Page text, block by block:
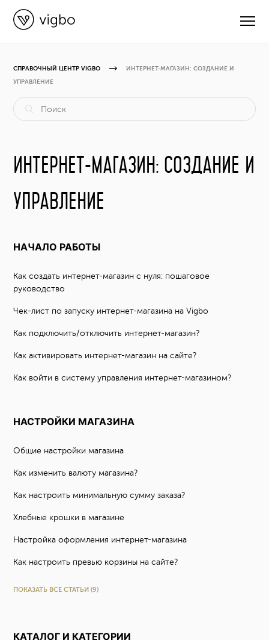
ВИДЕОУРОКИ
СПРАВОЧНЫЙ ЦЕНТР VIGBO
ИНТЕРНЕТ-МАГАЗИН: СОЗДАНИЕ И
УПРАВЛЕНИЕ
ИНТЕРНЕТ-МАГАЗИН: СОЗДАНИЕ И
УПРАВЛЕНИЕ
НАЧАЛО РАБОТЫ
Как создать интернет-магазин с нуля: пошаговое
руководство
Чек-лист по запуску интернет-магазина на Vigbo
Как подключить/отключить интернет-магазин?
Как активировать интернет-магазин на сайте?
Как войти в систему управления интернет-магазином?
НАСТРОЙКИ МАГАЗИНА
Общие настройки магазина
Как изменить валюту магазина?
Как настроить минимальную сумму заказа?
Хлебные крошки в магазине
Настройка оформления интернет-магазина
Как настроить превью корзины на сайте?
ПОКАЗАТЬ ВСЕ СТАТЬИ (9)
КАТАЛОГ И КАТЕГОРИИ